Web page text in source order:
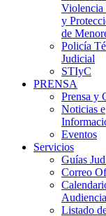
Violencia
y
de
Policía
Judicial
STIyC
PRENSA
Prensa y
Noticias e
Eventos
Servicios
Guías
Correo
Listado